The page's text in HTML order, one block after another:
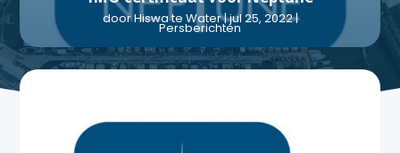
doorHiswa te Water|jul 25, 2022|
Persberichten